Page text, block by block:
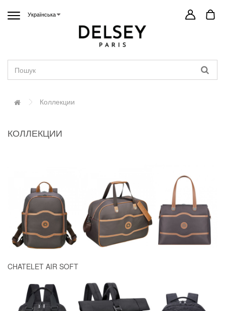
Українська
Коллекции
КОЛЛЕКЦИИ
CHATELET AIR SOFT